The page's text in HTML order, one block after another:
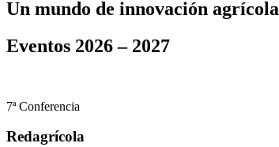
Un mundo de innovación agrícola
Eventos 2026 – 2027
7ª Conferencia
Redagrícola